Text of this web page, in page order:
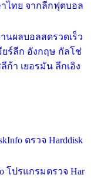
าไทย จากลีกฟุตบอล
นผลบอลสดรวดเร็ว
ร์ลีก อังกฤษ กัลโช่
ก้า เยอรมัน ลีกเอิง
ตรวจ Harddisk
โปรแกรมตรวจ Har